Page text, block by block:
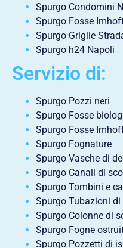
Spurgo Condomini
Spurgo Fosse
Spurgo Griglie
Spurgo h24 Napoli
Servizio di:
Spurgo Pozzi neri
Spurgo Fosse
Spurgo Fosse
Spurgo Fognature
Spurgo Vasche di
Spurgo Canali di
Spurgo Tombini e
Spurgo Tubazioni
Spurgo Colonne di
Spurgo Fogne
Spurgo Pozzetti di